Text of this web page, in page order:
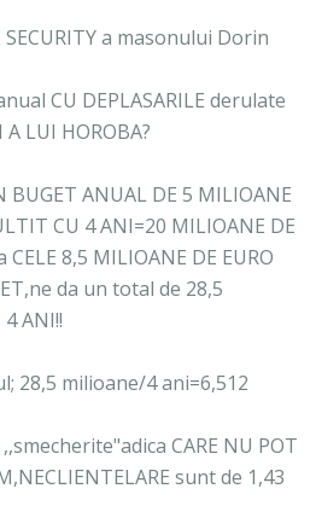
a masonului Dorin
CU DEPLASARILE derulate
LUI HOROBA?
BUGET ANUAL DE 5 MILIOANE
CU 4 ANI=20 MILIOANE DE
8,5 MILIOANE DE EURO
da un total de 28,5
ANI!!
28,5 milioane/4 ani=6,512
CARE NU POT
sunt de 1,43